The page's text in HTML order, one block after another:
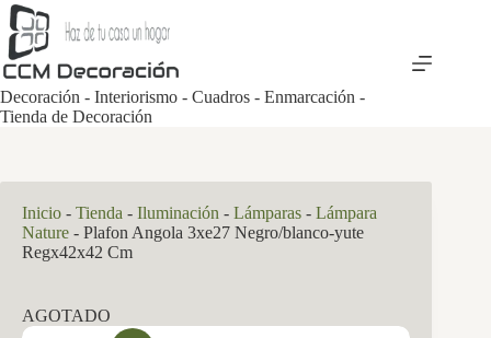
Saltar
al
contenido
Decoración - Interiorismo - Cuadros - Enmarcación -
Tienda de Decoración
Inicio - Tienda - Iluminación - Lámparas - Lámpara
Nature - Plafon Angola 3xe27 Negro/blanco-yute
Regx42x42 Cm
AGOTADO